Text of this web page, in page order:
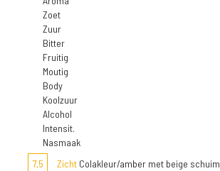
Zoet
Zuur
Bitter
Fruitig
Moutig
Body
Koolzuur
Alcohol
Intensit.
Nasmaak
7,5
Zicht Colakleur/amber met beige schuim